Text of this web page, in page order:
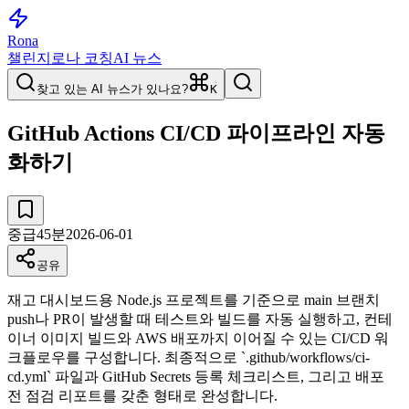
Rona
챌린지 로나 코칭AI 뉴스
찾고 있는 AI 뉴스가 있나요? K
GitHub Actions CI/CD 파이프라인 자동
화하기
중급45분2026-06-01
공유
재고 대시보드용 Node.js 프로젝트를 기준으로 main 브랜치
push나 PR이 발생할 때 테스트와 빌드를 자동 실행하고, 컨테
이너 이미지 빌드와 AWS 배포까지 이어질 수 있는 CI/CD 워
크플로우를 구성합니다. 최종적으로 `.github/workflows/ci-
cd.yml` 파일과 GitHub Secrets 등록 체크리스트, 그리고 배포
전 점검 리포트를 갖춘 형태로 완성합니다.